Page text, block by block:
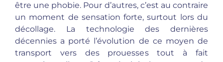
être une phobie. Pour d’autres, c’est au contraire
un moment de sensation forte, surtout lors du
décollage. La technologie des dernières
décennies a porté l’évolution de ce moyen de
transport vers des prouesses tout à fait